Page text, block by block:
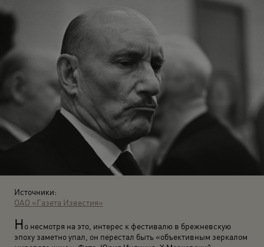
Источники:
ОАО «Газета Известия»
Но несмотря на это, интерес к фестивалю в брежневскую
эпоху заметно упал, он перестал быть «объективным зеркалом